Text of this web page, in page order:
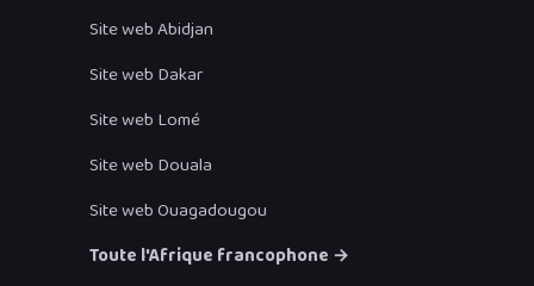
Site web Abidjan
Site web Dakar
Site web Lomé
Site web Douala
Site web Ouagadougou
Toute l'Afrique francophone →